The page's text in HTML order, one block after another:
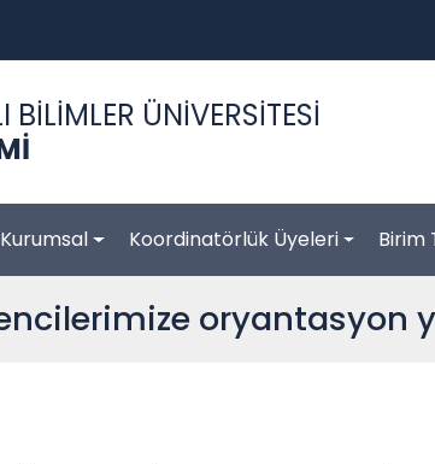
ÜNİVERSİTESİ
Kurumsal Koordinatörlük Üyeleri Birim
oryantasyon